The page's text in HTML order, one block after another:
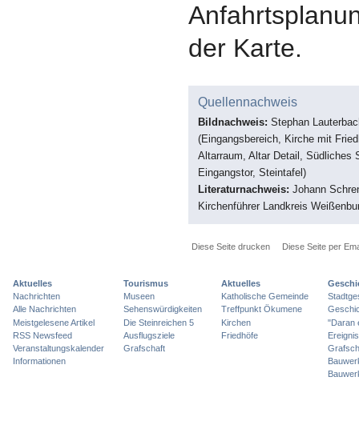
der Karte.
Quellennachweis
Bildnachweis: Stephan
(Eingangsbereich, Kirche mit
Altarraum, Altar Detail, Südliches
Eingangstor, Steintafel)
Literaturnachweis: Johann
Kirchenführer Landkreis
Diese Seite drucken Diese Seite per
Aktuelles
Nachrichten
Alle Nachrichten
Meistgelesene Artikel
RSS Newsfeed
Veranstaltungskalender
Informationen
Tourismus
Museen
Sehenswürdigkeiten
Die Steinreichen 5
Ausflugsziele
Grafschaft
Aktuelles
Katholische Gemeinde
Treffpunkt Ökumene
Kirchen
Friedhöfe
"Daran